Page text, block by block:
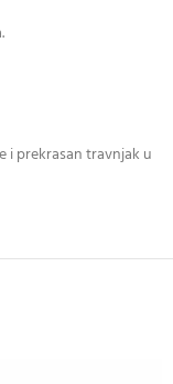
i prekrasan travnjak u